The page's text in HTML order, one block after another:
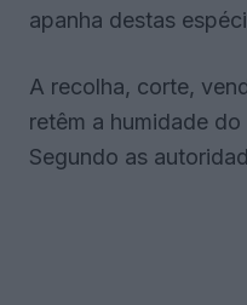
apanha destas
A recolha, corte,
retêm a humidade
Segundo as